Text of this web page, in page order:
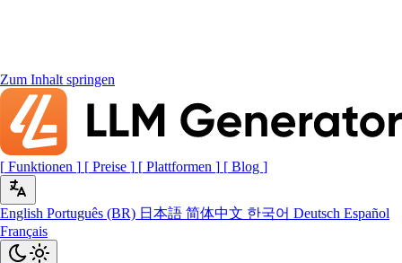
Zum Inhalt springen
[ Funktionen ] [ Preise ] [ Plattformen ] [ Blog ]
English Português (BR) 日本語 简体中文 한국어 Deutsch Español
Français